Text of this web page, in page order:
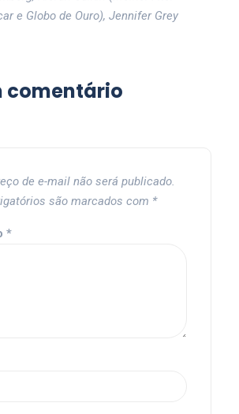
e Globo de Ouro), Jennifer Grey
comentário
de e-mail não será publicado.
são marcados com *
*